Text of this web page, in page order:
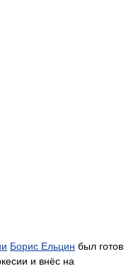
Борис Ельцин был готов
и внёс на